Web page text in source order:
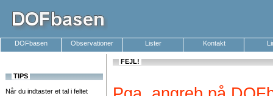
DOFbasen Observationer Lister Kontakt
TIPS
Når du indtaster et tal i feltet
FEJL!